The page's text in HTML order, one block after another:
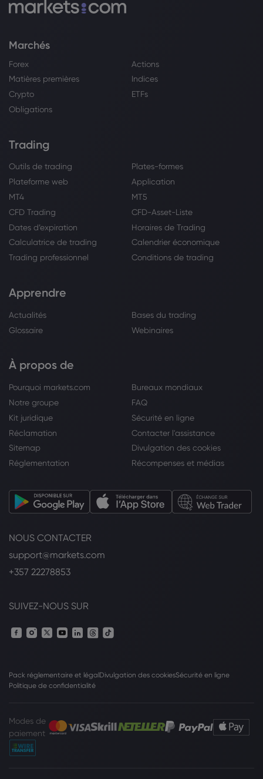
Marchés
Forex
Actions
Matières premières
Indices
Crypto
ETFs
Obligations
Trading
Outils de trading
Plates-formes
Plateforme web
Application
MT4
MT5
CFD Trading
CFD-Asset-Liste
Dates d’expiration
Horaires de Trading
Calculatrice de trading
Calendrier économique
Trading professionnel
Conditions de trading
Apprendre
Actualités
Bases du trading
Glossaire
Webinaires
À propos de
Pourquoi markets.com
Bureaux mondiaux
Notre groupe
FAQ
Kit juridique
Sécurité en ligne
Réclamation
Contacter l'assistance
Sitemap
Divulgation des cookies
Réglementation
Récompenses et médias
NOUS CONTACTER
support@markets.com
+357 22278853
SUIVEZ-NOUS SUR
Pack réglementaire et légalDivulgation des cookiesSécurité en ligne
Politique de confidentialité
Modes de
paiement